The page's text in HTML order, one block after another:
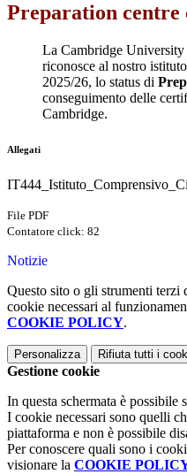
Preparation
La Cambridge University
riconosce al nostro
2025/26, lo status di
conseguimento delle
Cambridge.
Allegati
File PDF
Contatore click: 82
Notizie
Questo sito o gli strumenti terzi
cookie necessari al
COOKIE POLICY.
Personalizza Rifiuta tutti i
Gestione cookie
In questa schermata è possibile
I cookie necessari sono quelli
piattaforma e non è possibile
Per conoscere quali sono i
visionare la COOKIE